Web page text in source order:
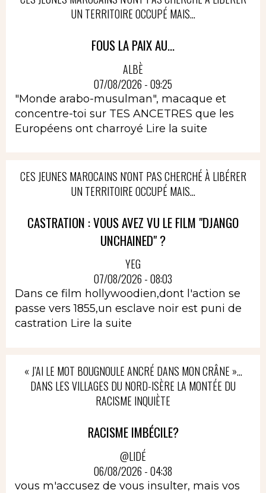
UN TERRITOIRE OCCUPÉ MAIS...
FOUS LA PAIX AU...
ALBÈ
07/08/2026 - 09:25
"Monde arabo-musulman", macaque et
concentre-toi sur TES ANCETRES que les
Européens ont charroyé Lire la suite
CES JEUNES MAROCAINS N'ONT PAS CHERCHÉ À LIBÉRER
UN TERRITOIRE OCCUPÉ MAIS...
CASTRATION : VOUS AVEZ VU LE FILM "DJANGO
UNCHAINED" ?
YEG
07/08/2026 - 08:03
Dans ce film hollywoodien,dont l'action se
passe vers 1855,un esclave noir est puni de
castration Lire la suite
« J’AI LE MOT BOUGNOULE ANCRÉ DANS MON CRÂNE »…
DANS LES VILLAGES DU NORD-ISÈRE LA MONTÉE DU
RACISME INQUIÈTE
RACISME IMBÉCILE?
@LIDÉ
06/08/2026 - 04:38
vous m'accusez de vous insulter, mais vos